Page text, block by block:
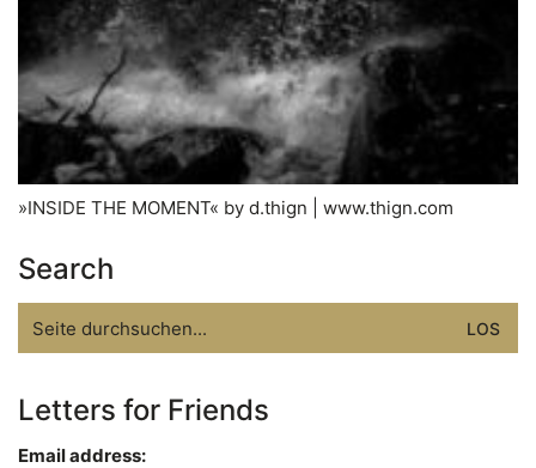
»INSIDE THE MOMENT« by d.thign | www.thign.com
Search
for:
Letters for Friends
Email address: